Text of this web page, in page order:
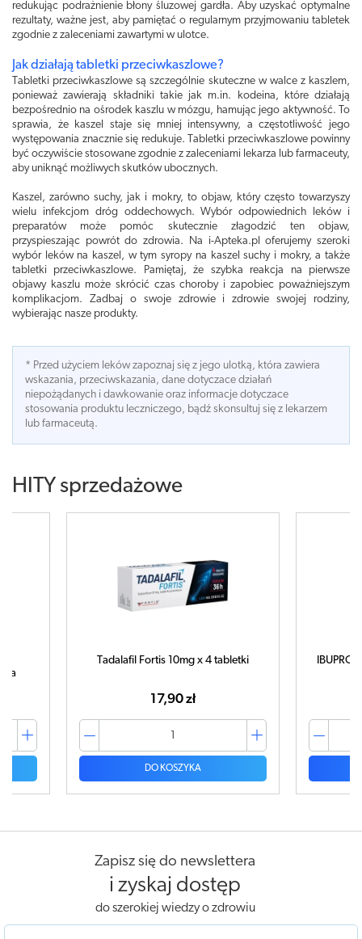
redukując podrażnienie błony śluzowej gardła. Aby uzyskać optymalne
rezultaty, ważne jest, aby pamiętać o regularnym przyjmowaniu tabletek
zgodnie z zaleceniami zawartymi w ulotce.
Jak działają tabletki przeciwkaszlowe?
Tabletki przeciwkaszlowe są szczególnie skuteczne w walce z kaszlem,
ponieważ zawierają składniki takie jak m.in. kodeina, które działają
bezpośrednio na ośrodek kaszlu w mózgu, hamując jego aktywność. To
sprawia, że kaszel staje się mniej intensywny, a częstotliwość jego
występowania znacznie się redukuje. Tabletki przeciwkaszlowe powinny
być oczywiście stosowane zgodnie z zaleceniami lekarza lub farmaceuty,
aby uniknąć możliwych skutków ubocznych.
Kaszel, zarówno suchy, jak i mokry, to objaw, który często towarzyszy
wielu infekcjom dróg oddechowych. Wybór odpowiednich leków i
preparatów może pomóc skutecznie złagodzić ten objaw,
przyspieszając powrót do zdrowia. Na i-Apteka.pl oferujemy szeroki
wybór leków na kaszel, w tym syropy na kaszel suchy i mokry, a także
tabletki przeciwkaszlowe. Pamiętaj, że szybka reakcja na pierwsze
objawy kaszlu może skrócić czas choroby i zapobiec poważniejszym
komplikacjom. Zadbaj o swoje zdrowie i zdrowie swojej rodziny,
wybierając nasze produkty.
* Przed użyciem leków zapoznaj się z jego ulotką, która zawiera
wskazania, przeciwskazania, dane dotyczace działań
niepożądanych i dawkowanie oraz informacje dotyczace
stosowania produktu leczniczego, bądź skonsultuj się z lekarzem
lub farmaceutą.
HITY sprzedażowe
IBUPROM MAX Sprint x 40 kapsułek
42,99 zł
DO KOSZYKA
Zapisz się do newslettera
i zyskaj dostęp
do szerokiej wiedzy o zdrowiu